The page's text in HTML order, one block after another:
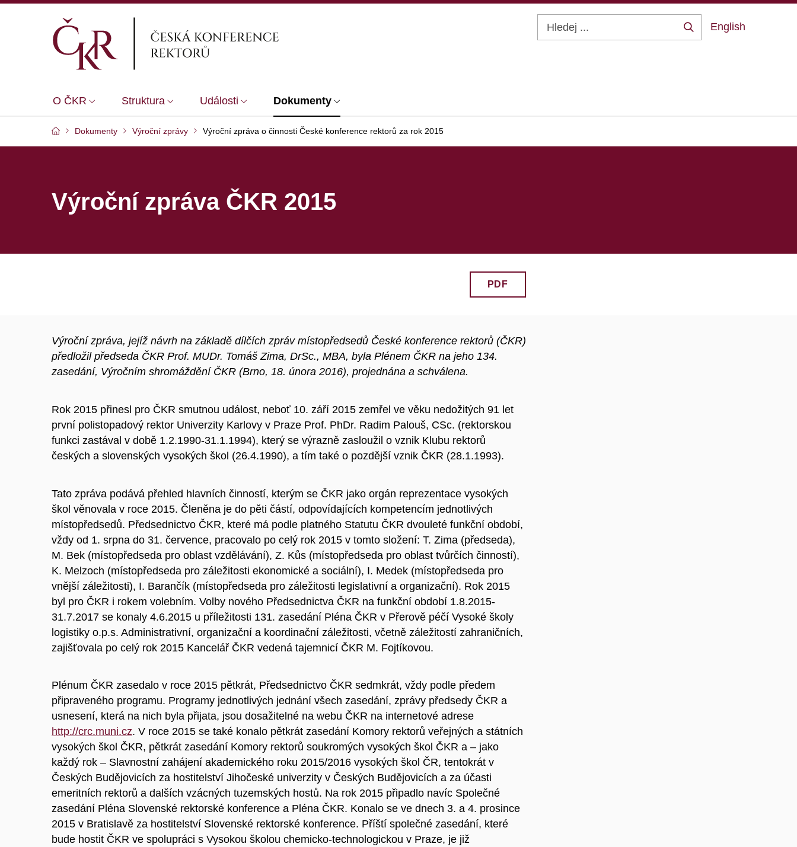
English
O ČKR Struktura Události Dokumenty
Dokumenty Výroční zprávy Výroční zpráva o činnosti České konference rektorů za rok 2015
Výroční zpráva ČKR 2015
PDF
Výroční zpráva, jejíž návrh na základě dílčích zpráv místopředsedů České konference rektorů (ČKR)
předložil předseda ČKR Prof. MUDr. Tomáš Zima, DrSc., MBA, byla Plénem ČKR na jeho 134.
zasedání, Výročním shromáždění ČKR (Brno, 18. února 2016), projednána a schválena.
Rok 2015 přinesl pro ČKR smutnou událost, neboť 10. září 2015 zemřel ve věku nedožitých 91 let
první polistopadový rektor Univerzity Karlovy v Praze Prof. PhDr. Radim Palouš, CSc. (rektorskou
funkci zastával v době 1.2.1990-31.1.1994), který se výrazně zasloužil o vznik Klubu rektorů
českých a slovenských vysokých škol (26.4.1990), a tím také o pozdější vznik ČKR (28.1.1993).
Tato zpráva podává přehled hlavních činností, kterým se ČKR jako orgán reprezentace vysokých
škol věnovala v roce 2015. Členěna je do pěti částí, odpovídajících kompetencím jednotlivých
místopředsedů. Předsednictvo ČKR, které má podle platného Statutu ČKR dvouleté funkční období,
vždy od 1. srpna do 31. července, pracovalo po celý rok 2015 v tomto složení: T. Zima (předseda),
M. Bek (místopředseda pro oblast vzdělávání), Z. Kůs (místopředseda pro oblast tvůrčích činností),
K. Melzoch (místopředseda pro záležitosti ekonomické a sociální), I. Medek (místopředseda pro
vnější záležitosti), I. Barančík (místopředseda pro záležitosti legislativní a organizační). Rok 2015
byl pro ČKR i rokem volebním. Volby nového Předsednictva ČKR na funkční období 1.8.2015-
31.7.2017 se konaly 4.6.2015 u příležitosti 131. zasedání Pléna ČKR v Přerově péčí Vysoké školy
logistiky o.p.s. Administrativní, organizační a koordinační záležitosti, včetně záležitostí zahraničních,
zajišťovala po celý rok 2015 Kancelář ČKR vedená tajemnicí ČKR M. Fojtíkovou.
Plénum ČKR zasedalo v roce 2015 pětkrát, Předsednictvo ČKR sedmkrát, vždy podle předem
připraveného programu. Programy jednotlivých jednání všech zasedání, zprávy předsedy ČKR a
usnesení, která na nich byla přijata, jsou dosažitelné na webu ČKR na internetové adrese
http://crc.muni.cz. V roce 2015 se také konalo pětkrát zasedání Komory rektorů veřejných a státních
vysokých škol ČKR, pětkrát zasedání Komory rektorů soukromých vysokých škol ČKR a – jako
každý rok – Slavnostní zahájení akademického roku 2015/2016 vysokých škol ČR, tentokrát v
Českých Budějovicích za hostitelství Jihočeské univerzity v Českých Budějovicích a za účasti
emeritních rektorů a dalších vzácných tuzemských hostů. Na rok 2015 připadlo navíc Společné
zasedání Pléna Slovenské rektorské konference a Pléna ČKR. Konalo se ve dnech 3. a 4. prosince
2015 v Bratislavě za hostitelství Slovenské rektorské konference. Příští společné zasedání, které
bude hostit ČKR ve spolupráci s Vysokou školou chemicko-technologickou v Praze, je již